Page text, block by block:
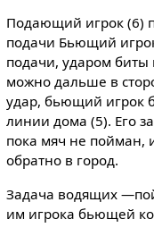
Подающий игрок (6)
подачи Бьющий
подачи, ударом биты
можно дальше в
удар, бьющий игрок
линии дома (5). Его
пока мяч не пойман,
обратно в город.
Задача водящих
им игрока бьющей